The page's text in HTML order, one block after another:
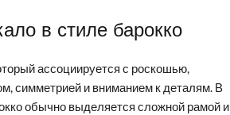
в стиле барокко
ассоциируется с роскошью,
симметрией и вниманием к деталям. В
обычно выделяется сложной рамой и